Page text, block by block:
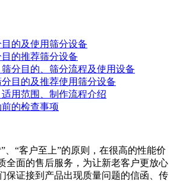
的及使用筛分设备
的推荐筛分设备
分目的、筛分流程及使用设备
目的及推荐使用筛分设备
用范围、制作流程介绍
的检查事项
、“客户至上”的原则，在很高的性能价
全面的售后服务，为让新老客户更放心
保证接到产品出现质量问题的信函、传